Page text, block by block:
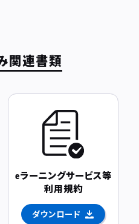
関連書類
eラーニングサービス等
利用規約
ダウンロード